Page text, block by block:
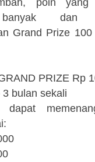
dan
Grand Prize
PRIZE Rp
bulan sekali